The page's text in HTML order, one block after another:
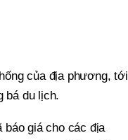
của địa phương, tới
bá du lịch.
báo giá cho các địa